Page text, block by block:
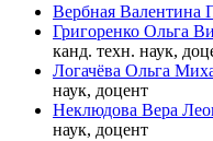
Вербная Валентина
Григоренко Ольга
канд. техн. наук,
Логачёва Ольга
наук, доцент
Неклюдова Вера
наук, доцент